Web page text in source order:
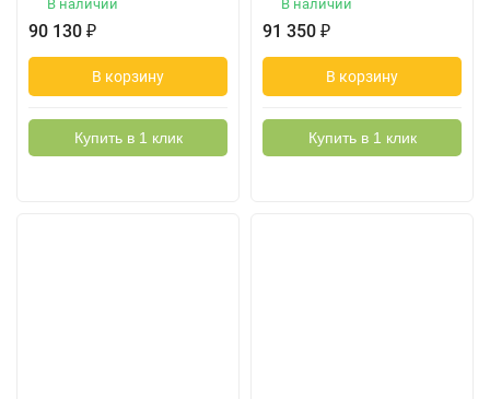
В наличии
90 130 ₽
В корзину
Купить в 1 клик
В наличии
91 350 ₽
В корзину
Купить в 1 клик